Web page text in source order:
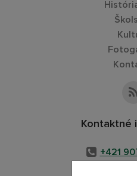
Kontaktné
+421